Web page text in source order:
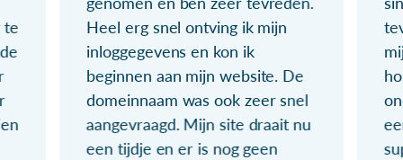
te
Heel erg snel ontving ik mijn
inloggegevens en kon ik
beginnen aan mijn website. De
domeinnaam was ook zeer snel
aangevraagd. Mijn site draait nu
een tijdje en er is nog geen